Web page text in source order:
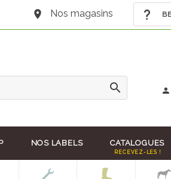
Nos magasins
NOS LABELS CATALOGUES
RECEVEZ-LES !